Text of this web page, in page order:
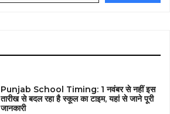
Punjab School Timing: 1 नवंबर से नहीं इस
तारीख से बदल रहा है स्कूल का टाइम, यहां से जाने पूरी
जानकारी